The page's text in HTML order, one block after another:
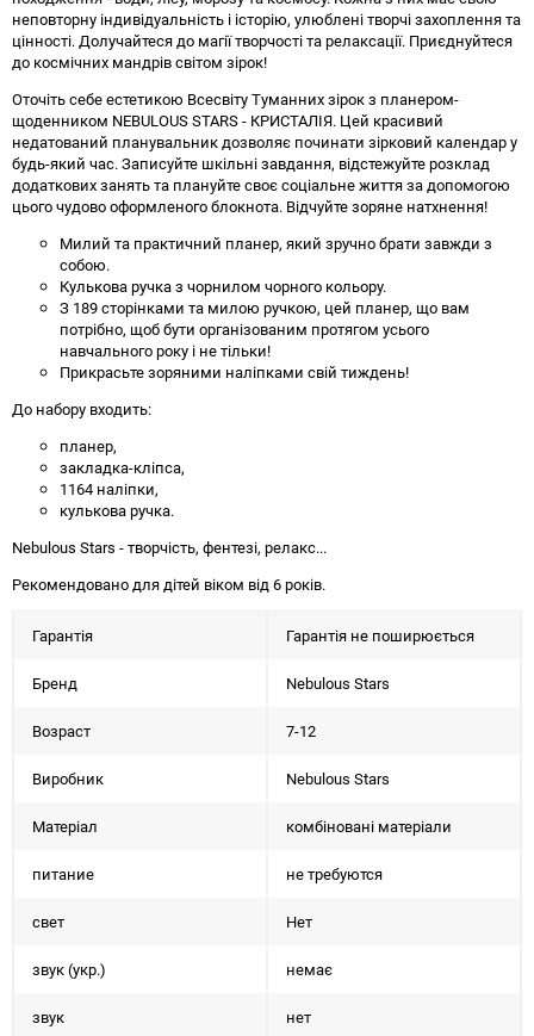
неповторну індивідуальність і історію, улюблені творчі захоплення та
цінності. Долучайтеся до магії творчості та релаксації. Приєднуйтеся
до космічних мандрів світом зірок!
Оточіть себе естетикою Всесвіту Туманних зірок з планером-
щоденником NEBULOUS STARS - КРИСТАЛІЯ. Цей красивий
недатований планувальник дозволяє починати зірковий календар у
будь-який час. Записуйте шкільні завдання, відстежуйте розклад
додаткових занять та плануйте своє соціальне життя за допомогою
цього чудово оформленого блокнота. Відчуйте зоряне натхнення!
Милий та практичний планер, який зручно брати завжди з
собою.
Кулькова ручка з чорнилом чорного кольору.
З 189 сторінками та милою ручкою, цей планер, що вам
потрібно, щоб бути організованим протягом усього
навчального року і не тільки!
Прикрасьте зоряними наліпками свій тиждень!
До набору входить:
планер,
закладка-кліпса,
1164 наліпки,
кулькова ручка.
Nebulous Stars - творчість, фентезі, релакс...
Рекомендовано для дітей віком від 6 років.
Гарантія Гарантія не поширюється
Бренд Nebulous Stars
Возраст 7-12
Виробник Nebulous Stars
Матеріал комбіновані матеріали
питание не требуются
свет Нет
звук (укр.) немає
звук нет